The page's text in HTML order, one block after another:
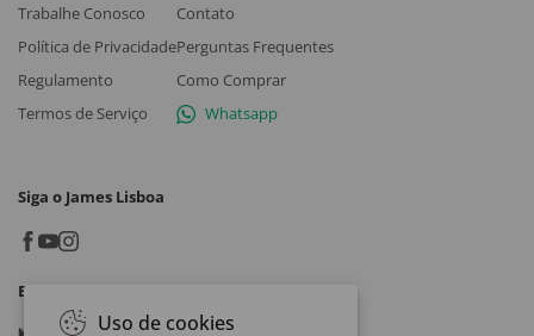
Trabalhe Conosco
Política de Privacidade
Regulamento
Termos de Serviço
Contato
Perguntas Frequentes
Como Comprar
Whatsapp
Siga o James Lisboa
Baixe o App
Uso de cookies